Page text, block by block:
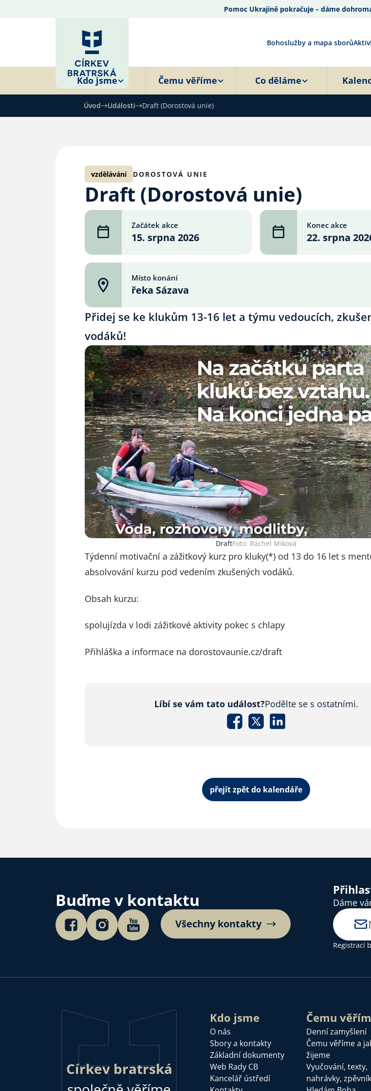
Pomoc Ukrajině pokračuje – dáme
Bohoslužby a mapa sborů
Kdo jsme Čemu věříme Co děláme
Úvod Události Draft (Dorostová unie)
vzdělávání DOROSTOVÁ UNIE
Draft (Dorostová unie)
Začátek akce
15. srpna 2026
Konec akce
22. srpna
Místo konání
řeka Sázava
Přidej se ke klukům 13-16 let a týmu vedoucích,
vodáků!
DraftFoto: Ráchel Miková
Týdenní motivační a zážitkový kurz pro kluky(*) od 13 do 16 let s
absolvování kurzu pod vedením zkušených vodáků.
Obsah kurzu:
spolujízda v lodi zážitkové aktivity pokec s chlapy
Přihláška a informace na dorostovaunie.cz/draft
Líbí se vám tato událost?Podělte se s ostatními.
přejít zpět do kalendáře
Buďme v kontaktu
Všechny kontakty
Dáme
Registrací
Církev bratrská
Kdo jsme
O nás
Sbory a kontakty
Základní dokumenty
Web Rady CB
Kancelář ústředí
Čemu
Denní zamyšlení
Čemu věříme a
žijeme
Vyučování, texty,
nahrávky,